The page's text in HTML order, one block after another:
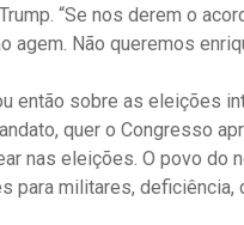
“Se nos derem o
agem. Não queremos
então sobre as eleições
quer o Congresso
nas eleições. O povo
para militares, deficiência,